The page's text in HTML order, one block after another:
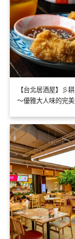
【台北居酒屋】彡
～優雅大人味的完